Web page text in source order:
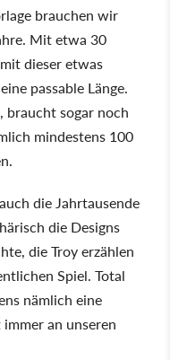
brauchen wir
Mit etwa 30
dieser etwas
passable Länge.
braucht sogar noch
mindestens 100
die Jahrtausende
die Designs
die Troy erzählen
Spiel. Total
nämlich eine
an unseren